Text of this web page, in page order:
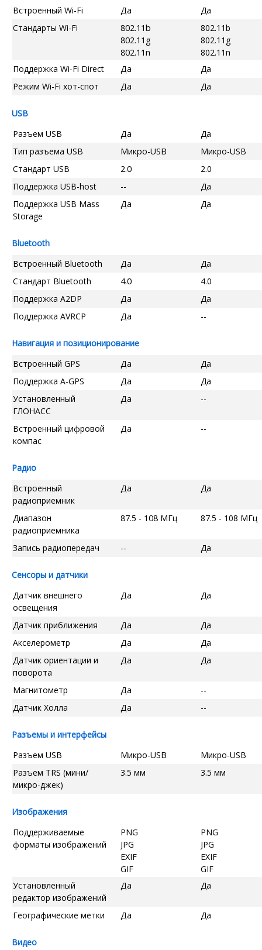
Встроенный Wi-Fi Да
Да
Стандарты Wi-Fi
802.11b
802.11g
802.11n
802.11b
802.11g
802.11n
Поддержка Wi-Fi Direct
Да
Да
Режим Wi-Fi хот-спот
Да Да
USB
Разъем USB
Да
Да
Тип разъема USB
Микро-USB
Микро-USB
Стандарт USB
2.0
2.0
Поддержка USB-host
--
Да
Поддержка USB Mass
Storage
Да Да
Bluetooth
Встроенный Bluetooth
Да
Да
Стандарт Bluetooth
4.0
4.0
Поддержка A2DP
Да
Да
Поддержка AVRCP
Да --
Навигация и позиционирование
Встроенный GPS
Да
Да
Поддержка A-GPS
Да
Да
Установленный
ГЛОНАСС
Да --
Встроенный цифровой
компас
Да --
Радио
Встроенный
радиоприемник
Да Да
Диапазон
радиоприемника
87.5 - 108 МГц 87.5 - 108 МГц
Запись радиопередач -- Да
Сенсоры и датчики
Датчик внешнего
освещения
Да Да
Датчик приближения Да
Да
Акселерометр
Да
Да
Датчик ориентации и
поворота
Да Да
Магнитометр Да
--
Датчик Холла
Да --
Разъемы и интерфейсы
Разъем USB
Микро-USB
Микро-USB
Разъем TRS (мини/
микро-джек)
3.5 мм 3.5 мм
Изображения
Поддерживаемые
форматы изображений
PNG
JPG
EXIF
GIF
PNG
JPG
EXIF
GIF
Установленный
редактор изображений
Да Да
Географические метки Да Да
Видео